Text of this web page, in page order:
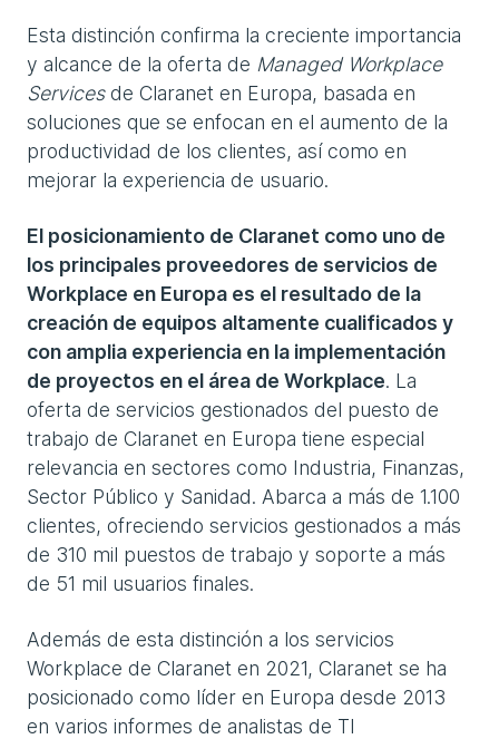
Esta distinción confirma la creciente importancia
y alcance de la oferta de Managed Workplace
Servicesde Claranet en Europa, basada en
soluciones que se enfocan en el aumento de la
productividad de los clientes, así como en
mejorar la experiencia de usuario.
El posicionamiento de Claranet como uno de
los principales proveedores de servicios de
Workplace en Europa es el resultado de la
creación de equipos altamente cualificados y
con amplia experiencia en la implementación
de proyectos en el área de Workplace. La
oferta de servicios gestionados del puesto de
trabajo de Claranet en Europa tiene especial
relevancia en sectores como Industria, Finanzas,
Sector Público y Sanidad. Abarca a más de 1.100
clientes, ofreciendo servicios gestionados a más
de 310 mil puestos de trabajo y soporte a más
de 51 mil usuarios finales.
Además de esta distinción a los servicios
Workplace de Claranet en 2021, Claranet se ha
posicionado como líder en Europa desde 2013
en varios informes de analistas de TI